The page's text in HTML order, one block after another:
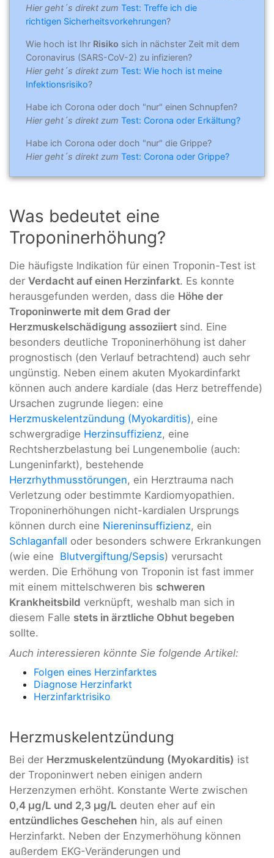
Hier geht´s direkt zum Test: Treffe ich die
richtigen Sicherheitsvorkehrungen?
Wie hoch ist Ihr Risiko sich in nächster Zeit mit dem
Coronavirus (SARS-CoV-2) zu infizieren?
Hier geht´s direkt zum Test: Wie hoch ist meine
Infektionsrisiko?
Habe ich Corona oder doch "nur" einen Schnupfen?
Hier geht´s direkt zum Test: Corona oder Erkältung?
Habe ich Corona oder doch "nur" die Grippe?
Hier geht´s direkt zum Test: Corona oder Grippe?
Was bedeutet eine
Troponinerhöhung?
Die häufigste Indikation für einen Troponin-Test ist
der Verdacht auf einen Herzinfarkt. Es konnte
herausgefunden werden, dass die Höhe der
Troponinwerte mit dem Grad der
Herzmuskelschädigung assoziiert sind. Eine
besonders deutliche Troponinerhöhung ist daher
prognostisch (den Verlauf betrachtend) auch sehr
ungünstig. Neben einem akuten Myokardinfarkt
können auch andere kardiale (das Herz betreffende)
Ursachen zugrunde liegen: eine
Herzmuskelentzündung (Myokarditis), eine
schwergradige Herzinsuffizienz, eine
Rechtsherzbelastung bei Lungenembolie (auch:
Lungeninfarkt), bestehende
Herzrhythmusstörungen, ein Herztrauma nach
Verletzung oder bestimmte Kardiomyopathien.
Troponinerhöhungen nicht-kardialen Ursprungs
können durch eine Niereninsuffizienz, ein
Schlaganfall oder besonders schwere Erkrankungen
(wie eine Blutvergiftung/Sepsis) verursacht
werden. Die Erhöhung von Troponin ist fast immer
mit einem mittelschweren bis schweren
Krankheitsbild verknüpft, weshalb man sich in
diesem Falle stets in ärztliche Obhut begeben
sollte.
Auch interessieren könnte Sie folgende Artikel:
Folgen eines Herzinfarktes
Diagnose Herzinfarkt
Herzinfarktrisiko
Herzmuskelentzündung
Bei der Herzmuskelentzündung (Myokarditis) ist
der Troponinwert neben einigen andern
Herzenzymen erhöht. Konstante Werte zwischen
0,4 µg/L und 2,3 µg/L deuten eher auf ein
entzündliches Geschehen hin, als auf einen
Herzinfarkt. Neben der Enzymerhöhung können
außerdem EKG-Veränderungen und